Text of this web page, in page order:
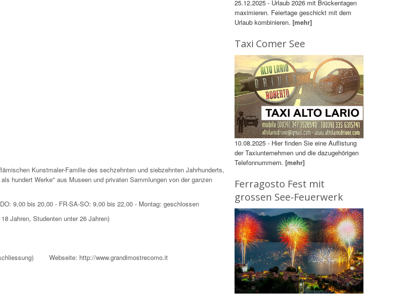
Kunstmaler-Familie des sechzehnten und siebzehnten Jahrhunderts,
hundert Werke" aus Museen und privaten Sammlungen von der ganzen
bis 20,00 - FR-SA-SO: 9,00 bis 22,00 - Montag: geschlossen
Jahren, Studenten unter 26 Jahren)
Webseite: http://www.grandimostrecomo.it
25.12.2025 - Urlaub 2026 mit Brückentagen
maximieren. Feiertage geschickt mit dem
Urlaub kombinieren. [mehr]
Taxi Comer See
10.08.2025 - Hier finden Sie eine Auflistung
der Taxiunternehmen und die dazugehörigen
Telefonnummern. [mehr]
Ferragosto Fest mit
grossen See-Feuerwerk